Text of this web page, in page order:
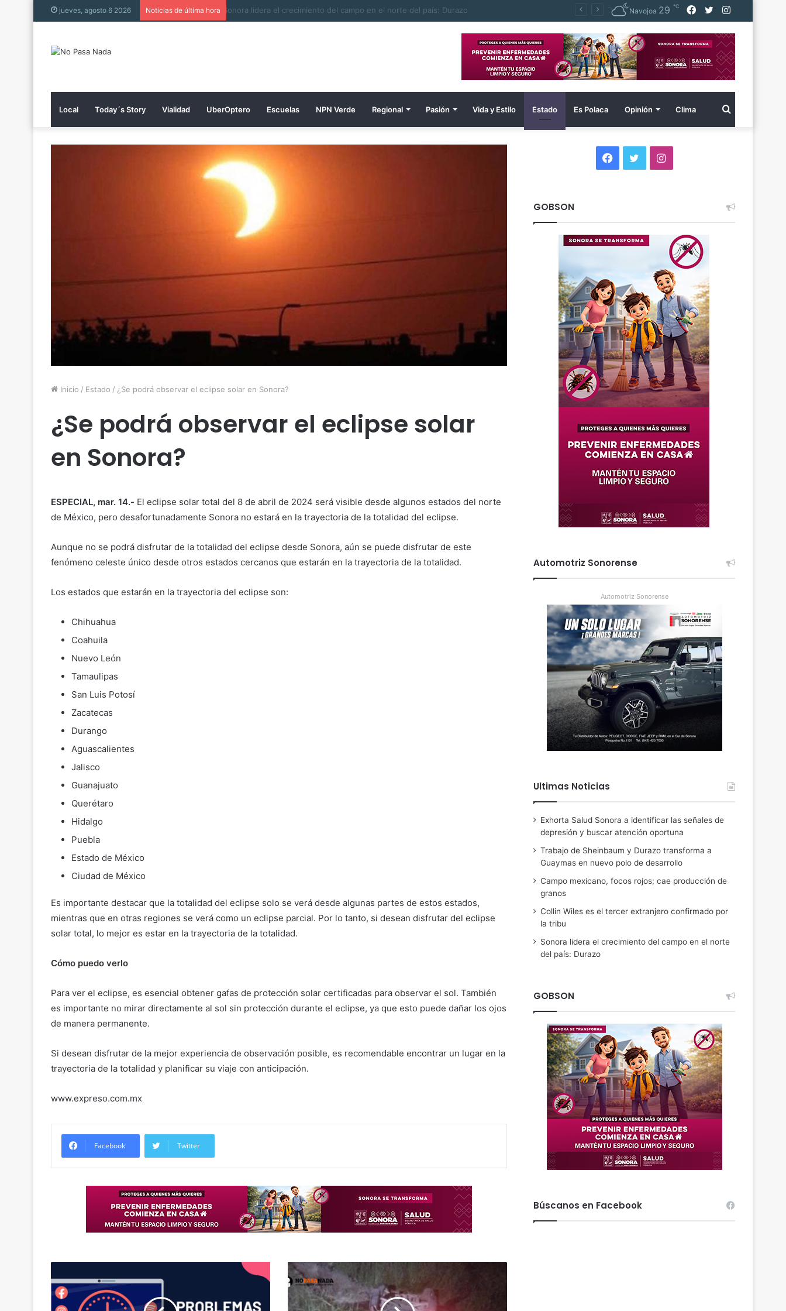
jueves, agosto 6 2026 Noticias de última hora Muere hombre electrocutado Instagram
Twitter
Facebook
Navojoa 29 ℃
Local Today´s Story Vialidad UberOptero Escuelas NPN Verde Regional Pasión Vida y Estilo Estado Es Polaca Opinión Clima Buscar
Inicio / Estado / ¿Se podrá observar el eclipse solar en Sonora?
¿Se podrá observar el eclipse solar
en Sonora?
ESPECIAL, mar. 14.- El eclipse solar total del 8 de abril de 2024 será visible desde algunos estados del norte
de México, pero desafortunadamente Sonora no estará en la trayectoria de la totalidad del eclipse.
Aunque no se podrá disfrutar de la totalidad del eclipse desde Sonora, aún se puede disfrutar de este
fenómeno celeste único desde otros estados cercanos que estarán en la trayectoria de la totalidad.
Los estados que estarán en la trayectoria del eclipse son:
Chihuahua
Coahuila
Nuevo León
Tamaulipas
San Luis Potosí
Zacatecas
Durango
Aguascalientes
Jalisco
Guanajuato
Querétaro
Hidalgo
Puebla
Estado de México
Ciudad de México
Es importante destacar que la totalidad del eclipse solo se verá desde algunas partes de estos estados,
mientras que en otras regiones se verá como un eclipse parcial. Por lo tanto, si desean disfrutar del eclipse
solar total, lo mejor es estar en la trayectoria de la totalidad.
Cómo puedo verlo
Para ver el eclipse, es esencial obtener gafas de protección solar certificadas para observar el sol. También
es importante no mirar directamente al sol sin protección durante el eclipse, ya que esto puede dañar los ojos
de manera permanente.
Si desean disfrutar de la mejor experiencia de observación posible, es recomendable encontrar un lugar en la
trayectoria de la totalidad y planificar su viaje con anticipación.
www.expreso.com.mx
Facebook Twitter
Facebook
TwitterInstagram
GOBSON
Automotriz Sonorense
Automotriz Sonorense
Ultimas Noticias
Exhorta Salud Sonora a identificar las señales de
depresión y buscar atención oportuna
Trabajo de Sheinbaum y Durazo transforma a
Guaymas en nuevo polo de desarrollo
Campo mexicano, focos rojos; cae producción de
granos
Collin Wiles es el tercer extranjero confirmado por
la tribu
Sonora lidera el crecimiento del campo en el norte
del país: Durazo
GOBSON
Búscanos en Facebook